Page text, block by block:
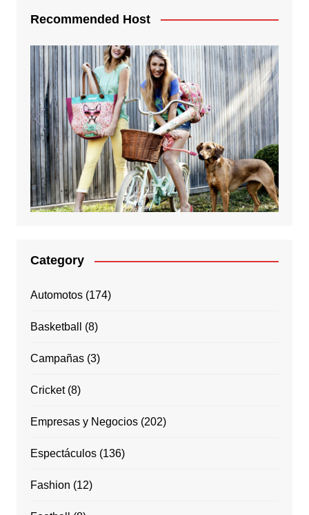
Recommended Host
Category
Automotos(174)
Basketball (8)
Campañas(3)
Cricket(8)
Empresas y Negocios(202)
Espectáculos(136)
Fashion (12)